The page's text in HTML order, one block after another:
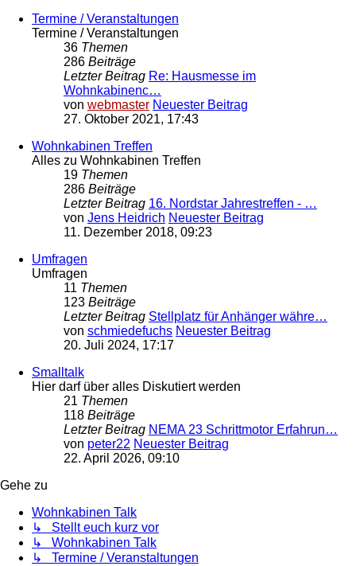
Termine / Veranstaltungen
Termine / Veranstaltungen
36 Themen
286 Beiträge
Letzter Beitrag Re: Hausmesse im
Wohnkabinenc…
von webmaster Neuester Beitrag
27. Oktober 2021, 17:43
Wohnkabinen Treffen
Alles zu Wohnkabinen Treffen
19 Themen
286 Beiträge
Letzter Beitrag 16. Nordstar Jahrestreffen - …
von Jens Heidrich Neuester Beitrag
11. Dezember 2018, 09:23
Umfragen
Umfragen
11 Themen
123 Beiträge
Letzter Beitrag Stellplatz für Anhänger währe…
von schmiedefuchs Neuester Beitrag
20. Juli 2024, 17:17
Smalltalk
Hier darf über alles Diskutiert werden
21 Themen
118 Beiträge
Letzter Beitrag NEMA 23 Schrittmotor Erfahrun…
von peter22 Neuester Beitrag
22. April 2026, 09:10
Gehe zu
Wohnkabinen Talk
↳ Stellt euch kurz vor
↳ Wohnkabinen Talk
↳ Termine / Veranstaltungen